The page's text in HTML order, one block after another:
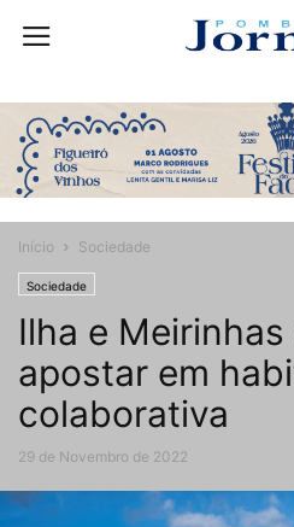
Início Sociedade
Sociedade
Ilha e Meirinhas
apostar em
colaborativa
29 de Novembro de 2022